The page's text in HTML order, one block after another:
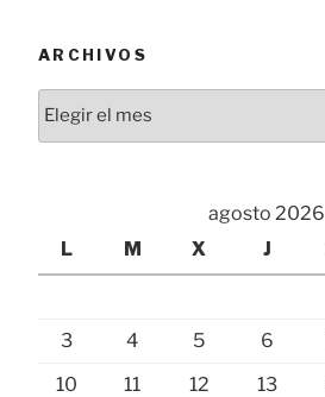
ARCHIVOS
agosto 2026
L
M X J
3
4 5 6
10
11 12 13